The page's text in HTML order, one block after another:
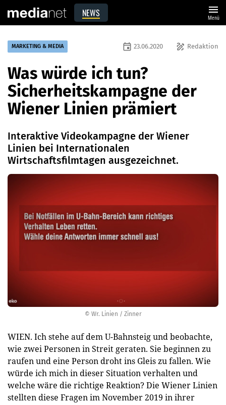
NEWS menu
Menü
© Wr. Linien / Zinner
MARKETING & MEDIA draw Redaktion
event 23.06.2020
Was würde ich tun?
Sicherheitskampagne der
Wiener Linien prämiert
Interaktive Videokampagne der Wiener
Linien bei Internationalen
Wirtschaftsfilmtagen ausgezeichnet.
WIEN. Ich stehe auf dem U-Bahnsteig und beobachte,
wie zwei Personen in Streit geraten. Sie beginnen zu
raufen und eine Person droht ins Gleis zu fallen. Wie
würde ich mich in dieser Situation verhalten und
welche wäre die richtige Reaktion? Die Wiener Linien
stellten diese Fragen im November 2019 in ihrer